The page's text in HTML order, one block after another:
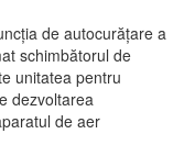
de autocurățare a
schimbătorul de
unitatea pentru
dezvoltarea
de aer